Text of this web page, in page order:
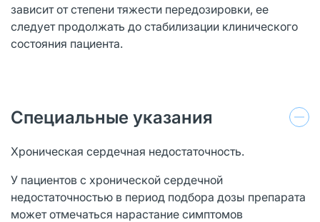
зависит от степени тяжести передозировки, ее
следует продолжать до стабилизации клинического
состояния пациента.
Специальные указания
Хроническая сердечная недостаточность.
У пациентов с хронической сердечной
недостаточностью в период подбора дозы препарата
может отмечаться нарастание симптомов